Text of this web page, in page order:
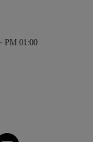
PM 01:00